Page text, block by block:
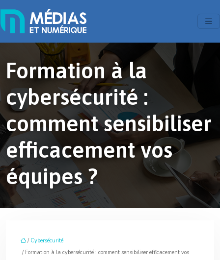
Formation à la
cybersécurité :
comment sensibiliser
efficacement vos
équipes ?
/ Cybersécurité
/ Formation à la cybersécurité : comment sensibiliser efficacement vos